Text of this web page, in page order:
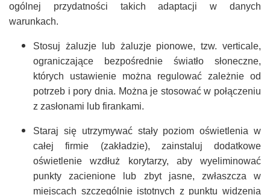
ogólnej przydatności takich adaptacji w danych
warunkach.
Stosuj żaluzje lub żaluzje pionowe, tzw. verticale,
ograniczające bezpośrednie światło słoneczne,
których ustawienie można regulować zależnie od
potrzeb i pory dnia. Można je stosować w połączeniu
z zasłonami lub firankami.
Staraj się utrzymywać stały poziom oświetlenia w
całej firmie (zakładzie), zainstaluj dodatkowe
oświetlenie wzdłuż korytarzy, aby wyeliminować
punkty zacienione lub zbyt jasne, zwłaszcza w
miejscach szczególnie istotnych z punktu widzenia